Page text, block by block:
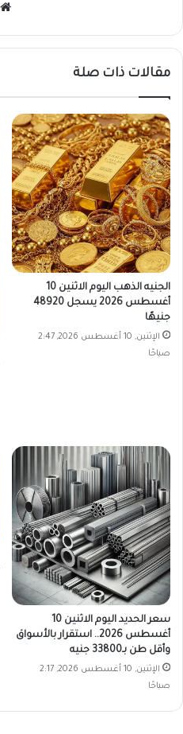
مقالات ذات صلة
الجنيه الذهب اليوم الاثنين 10
أغسطس 2026 يسجل 48920
جنيهًا
الإثنين, 10 أغسطس 2026, 2:47
صباحًا
سعر الحديد اليوم الاثنين 10
أغسطس 2026.. استقرار بالأسواق
وأقل طن بـ33800 جنيه
الإثنين, 10 أغسطس 2026, 2:17
صباحًا